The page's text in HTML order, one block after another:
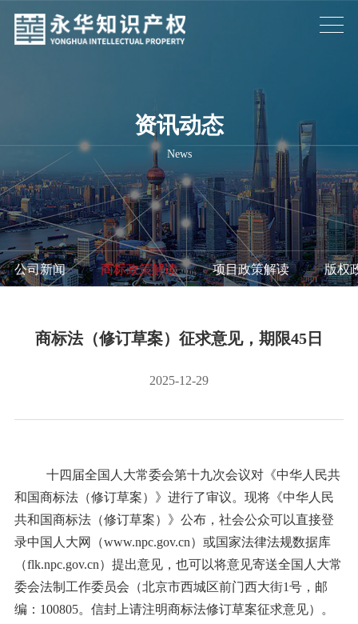
资讯动态
News
公司新闻 / 商标政策解读 / 项目政策解读 / 版权
商标法（修订草案）征求意见，期限45日
2025-12-29
十四届全国人大常委会第十九次会议对《中华人民共
和国商标法（修订草案）》进行了审议。现将《中华人民
共和国商标法（修订草案）》公布，社会公众可以直接登
录中国人大网（www.npc.gov.cn）或国家法律法规数据库
（flk.npc.gov.cn）提出意见，也可以将意见寄送全国人大常
委会法制工作委员会（北京市西城区前门西大街1号，邮
编：100805。信封上请注明商标法修订草案征求意见）。